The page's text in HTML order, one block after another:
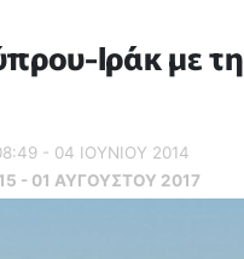
Ιράκ με τη
- 04 ΙΟΥΝΙΟΥ 2014
- 01 ΑΥΓΟΥΣΤΟΥ 2017